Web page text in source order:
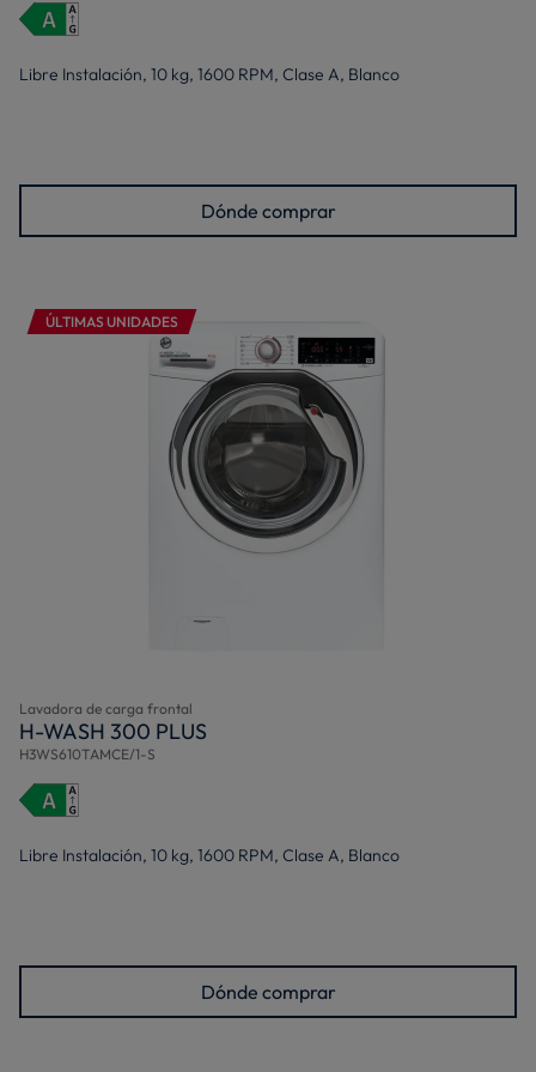
Libre Instalación, 10 kg, 1600 RPM, Clase A, Blanco
Dónde comprar
ÚLTIMAS UNIDADES
Lavadora de carga frontal
H-WASH 300 PLUS
H3WS610TAMCE/1-S
Libre Instalación, 10 kg, 1600 RPM, Clase A, Blanco
Dónde comprar